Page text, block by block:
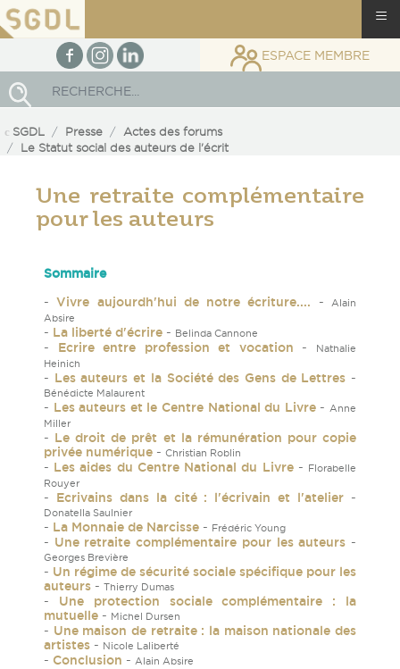
facebookInstagram
linkedin ESPACE MEMBRE
SGDL Presse
Actes des forums
Le Statut social des auteurs de l'écrit
Une retraite complémentaire
pour les auteurs
Sommaire
-Vivre aujourdh'hui de notre écriture.... -
Alain
Absire
- La liberté d'écrire - Belinda Cannone
- Ecrire entre profession et vocation -
Nathalie
Heinich
- Les auteurs et la Société des Gens de Lettres -
Bénédicte Malaurent
- Les auteurs et le Centre National du Livre- Anne
Miller
- Le droit de prêt et la rémunération pour copie
privée numérique - Christian Roblin
- Les aides du Centre National du Livre- Florabelle
Rouyer
- Ecrivains dans la cité : l'écrivain et l'atelier -
Donatella Saulnier
- La Monnaie de Narcisse - Frédéric Young
- Une retraite complémentaire pour les auteurs -
Georges Brevière
- Un régime de sécurité sociale spécifique pour les
auteurs - Thierry Dumas
- Une protection sociale complémentaire : la
mutuelle - Michel Dursen
- Une maison de retraite : la maison nationale des
artistes - Nicole Laliberté
- Conclusion - Alain Absire
≡